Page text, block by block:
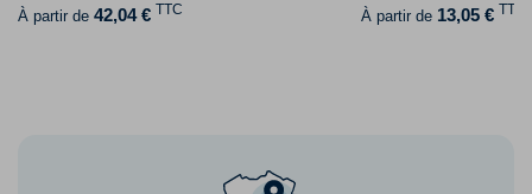
À partir de 42,04 € TTC À partir de 13,05 € TTC